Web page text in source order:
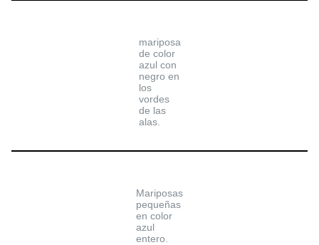
mariposa
de color
azul con
negro en
los
vordes
de las
alas.
Mariposas
pequeñas
en color
azul
entero.